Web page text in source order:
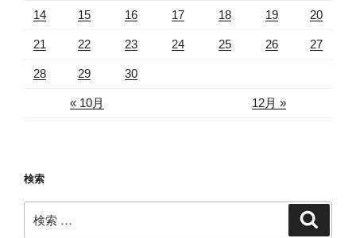
« 10月 12月 »
14 15 16 17 18 19 20
21 22 23 24 25 26 27
28 29 30
検索
検
索: